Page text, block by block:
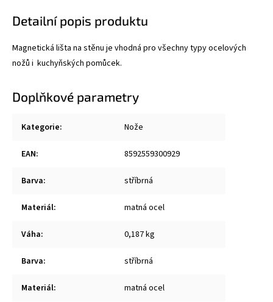
Detailní popis produktu
Magnetická lišta na stěnu je vhodná pro všechny typy ocelových
nožů i kuchyňských pomůcek.
Doplňkové parametry
Kategorie: Nože
EAN: 8592559300929
Barva: stříbrná
Materiál: matná ocel
Váha: 0,187 kg
Barva: stříbrná
Materiál: matná ocel